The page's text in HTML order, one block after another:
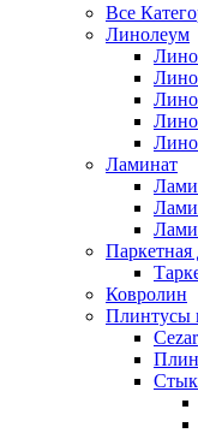
Все
Линолеум
Ламинат
Паркетная
Ковролин
Плинтусы
Cezar